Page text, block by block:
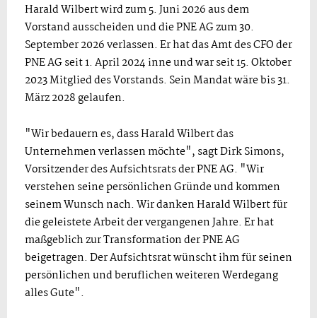
Harald Wilbert wird zum 5. Juni 2026 aus dem
Vorstand ausscheiden und die PNE AG zum 30.
September 2026 verlassen. Er hat das Amt des CFO der
PNE AG seit 1. April 2024 inne und war seit 15. Oktober
2023 Mitglied des Vorstands. Sein Mandat wäre bis 31.
März 2028 gelaufen.
"Wir bedauern es, dass Harald Wilbert das
Unternehmen verlassen möchte", sagt Dirk Simons,
Vorsitzender des Aufsichtsrats der PNE AG. "Wir
verstehen seine persönlichen Gründe und kommen
seinem Wunsch nach. Wir danken Harald Wilbert für
die geleistete Arbeit der vergangenen Jahre. Er hat
maßgeblich zur Transformation der PNE AG
beigetragen. Der Aufsichtsrat wünscht ihm für seinen
persönlichen und beruflichen weiteren Werdegang
alles Gute".